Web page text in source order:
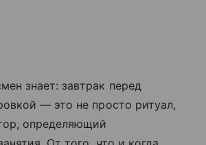
знает: завтрак перед
— это не просто ритуал,
определяющий